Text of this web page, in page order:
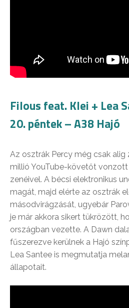
Filous feat. Klei + Lea
20. péntek – A38 Hajó
Az osztrák Percy még csak alig
millió YouTube-követőt
zenéivel. A bécsi elektronikus
magát, majd elérte az osztrák
másodvirágzását, ugyebár
je már akkora sikert tükrözött,
országban vezette. A Dawn
fűszerezve kerülnek a Hajó
Lea Santee is megmutatja
állapotait.